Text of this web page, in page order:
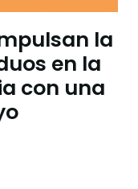
la
en la
con una